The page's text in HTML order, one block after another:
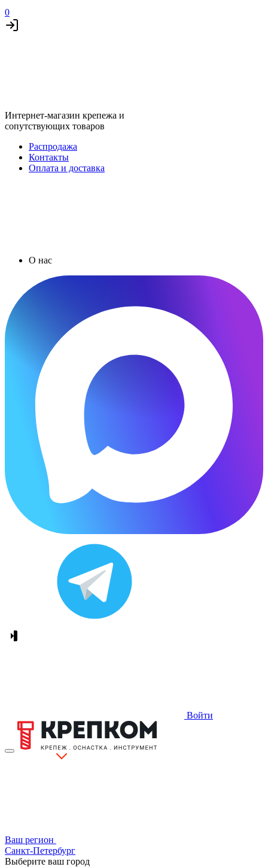
0
Интернет-магазин крепежа и
сопутствующих товаров
Распродажа
Контакты
Оплата и доставка
О нас
Войти
Ваш регион
Санкт-Петербург
Выберите ваш город